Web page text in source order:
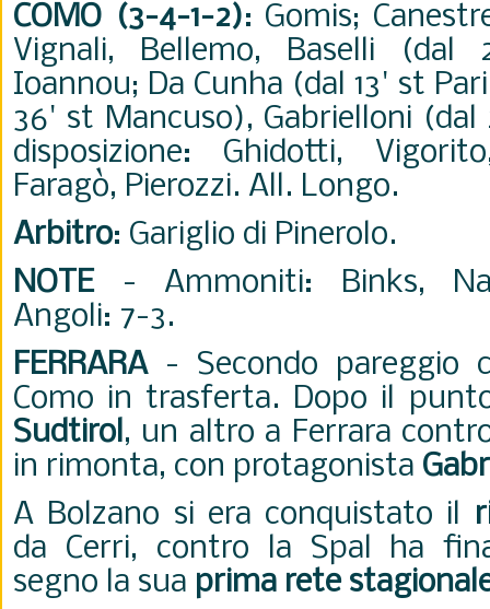
COMO (3-4-1-2): Gomis;
Vignali, Bellemo, Baselli
Ioannou; Da Cunha (dal 13' st
36' st Mancuso), Gabrielloni
disposizione: Ghidotti,
Faragò, Pierozzi. All. Longo.
Arbitro: Gariglio di Pinerolo.
NOTE - Ammoniti: Binks,
Angoli: 7-3.
FERRARA- Secondo pareggio
Como in trasferta. Dopo il
Sudtirol, un altro a Ferrara
in rimonta, con protagonista
A Bolzano si era conquistato il
da Cerri, contro la Spal ha
segno la sua prima rete